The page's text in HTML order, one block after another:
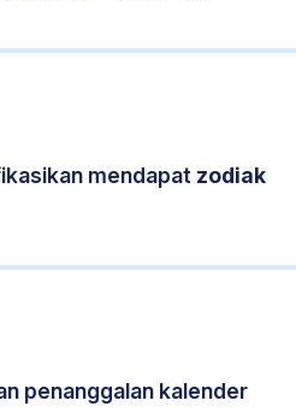
mendapat zodiak
penanggalan kalender